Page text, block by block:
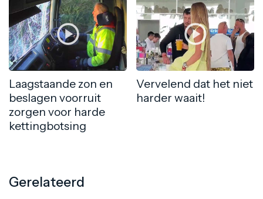
Laagstaande zon en
beslagen voorruit
zorgen voor harde
kettingbotsing
Vervelend dat het niet
harder waait!
Gerelateerd